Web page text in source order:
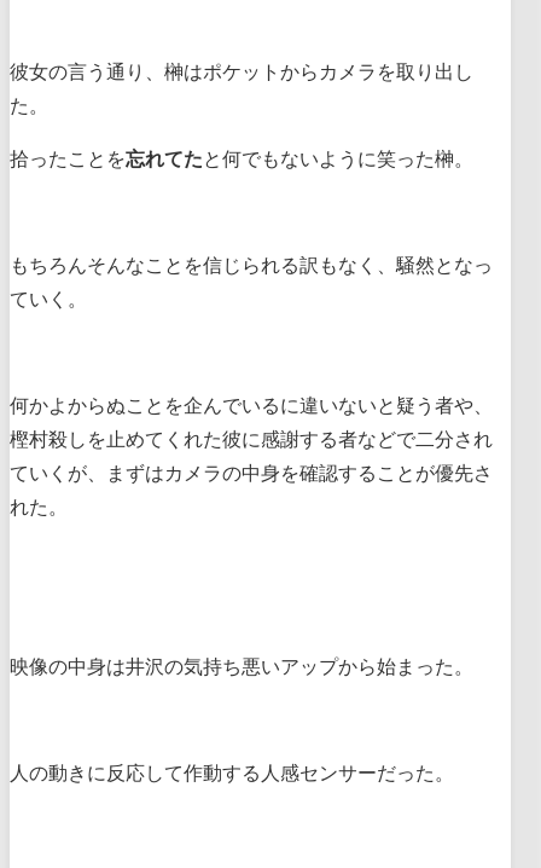
彼女の言う通り、榊はポケットからカメラを取り出し
た。
拾ったことを忘れてたと何でもないように笑った榊。
もちろんそんなことを信じられる訳もなく、騒然となっ
ていく。
何かよからぬことを企んでいるに違いないと疑う者や、
樫村殺しを止めてくれた彼に感謝する者などで二分され
ていくが、まずはカメラの中身を確認することが優先さ
れた。
映像の中身は井沢の気持ち悪いアップから始まった。
人の動きに反応して作動する人感センサーだった。